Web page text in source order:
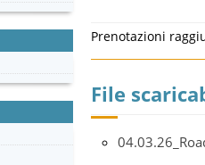
Prenotazioni
File